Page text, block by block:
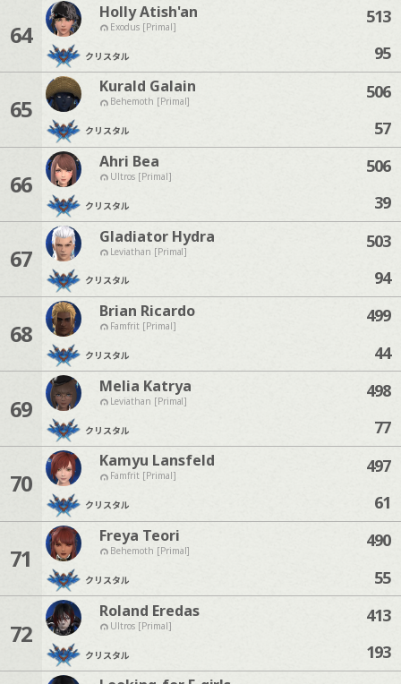
64
Holly Atish'an
Exodus [Primal]
クリスタル
513
95
65
Kurald Galain
Behemoth [Primal]
クリスタル
506
57
66
Ahri Bea
Ultros [Primal]
クリスタル
506
39
67
Gladiator Hydra
Leviathan [Primal]
クリスタル
503
94
68
Brian Ricardo
Famfrit [Primal]
クリスタル
499
44
69
Melia Katrya
Leviathan [Primal]
クリスタル
498
77
70
Kamyu Lansfeld
Famfrit [Primal]
クリスタル
497
61
71
Freya Teori
Behemoth [Primal]
クリスタル
490
55
72
Roland Eredas
Ultros [Primal]
クリスタル
413
193